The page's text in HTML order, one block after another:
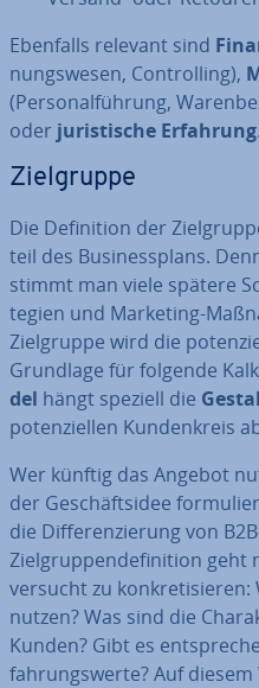
Ebenfalls relevant sind
nungs­we­sen, Con­trol­ling),
(Per­so­nal­füh­rung,
oder ju­ris­ti­sche Erfahrung.
Ziel­grup­pe
Die De­fi­ni­ti­on der
teil des Busi­ness­plans.
stimmt man viele spätere
te­gien und Marketing-
Ziel­grup­pe wird die
Grundlage für folgende
del hängt speziell die
po­ten­zi­el­len Kun­den­kreis
Wer künftig das Angebot
der Ge­schäfts­idee
die Dif­fe­ren­zie­rung von
Ziel­grup­pen­de­fi­ni­ti­on geht
versucht zu
nut­zen? Was sind die
Kunden? Gibt es
fah­rungs­wer­te? Auf